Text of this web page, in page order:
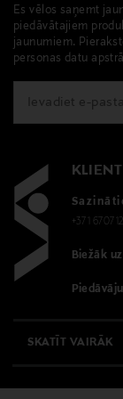
Es vēlos saņemt
piedāvātajiem
jaunumiem.
personas datu
+371
Biežāk
SKATĪT VAIRĀK